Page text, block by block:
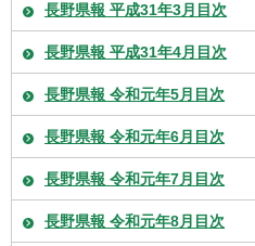
長野県報 平成31年3月目次
長野県報 平成31年4月目次
長野県報 令和元年5月目次
長野県報 令和元年6月目次
長野県報 令和元年7月目次
長野県報 令和元年8月目次